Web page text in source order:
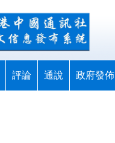
評論 通說 政府發佈